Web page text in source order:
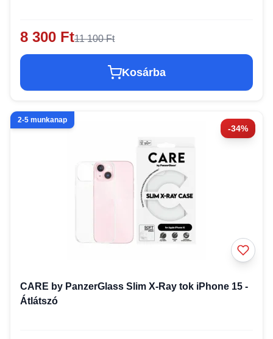
8 300 Ft11 100 Ft
Kosárba
-34%
2-5 munkanap
CARE by PanzerGlass Slim X-Ray tok iPhone 15 -
Átlátszó